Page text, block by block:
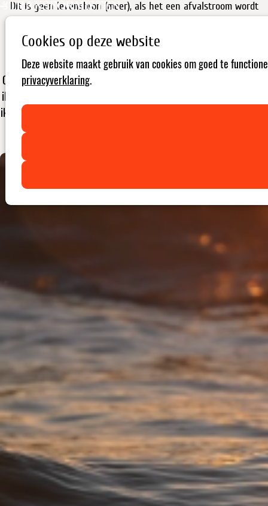
Cookies op deze website
Deze website maakt gebruik van cookies om goed te
privacyverklaring.
Dit is geen levensbron (meer), als het een afvalstroom wordt
Uitgekleed: een modeverhaal in 8 laagjes - Deel 5
Ooit was ik helder en zuiver. Ik stroomde in grote hoeveelheden en
ik was in evenwicht. Vandaag ben ik dat steeds minder. Niet omdat
ik verdwijn, maar omdat ik vervuild en uit balans geraak. Voor mij is
het duidelijk dat de mode-industrie in deze ontwikkelingen een